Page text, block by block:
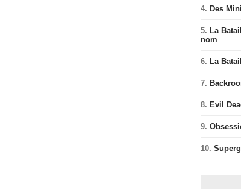
4. Des
5. La
nom
6. La
7.
8. Evil
9.
10.